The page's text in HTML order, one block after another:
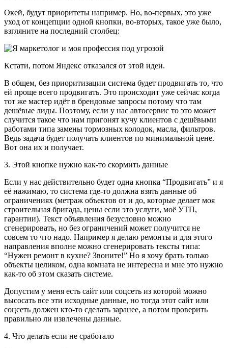
Окей, будут приоритеты например. Но, во-первых, это уже
уход от концепции одной кнопки, во-вторых, такое уже было,
взгляните на последний столбец:
Кстати, потом Яндекс отказался от этой идеи.
В общем, без приоритизации система будет продвигать то, что
ей проще всего продвигать. Это происходит уже сейчас когда
тот же мастер идёт в брендовые запросы потому что там
дешёвые лиды. Поэтому, если у нас автосервис то это может
случится такое что нам пригонят кучу клиентов с дешёвыми
работами типа замены тормозных колодок, масла, фильтров.
Ведь задача будет получать клиентов по минимальной цене.
Вот она их и получает.
3. Этой кнопке нужно как-то скормить данные
Если у нас действительно будет одна кнопка “Продвигать” и я
её нажимаю, то система где-то должна взять данные об
ограничениях (метраж объектов от и до, которые делает моя
строительная бригада, цены если это услуги, моё УТП,
гарантии). Текст объявления безусловно можно
сгенерировать, но без ограничений может получится не
совсем то что надо. Например я делаю ремонты и для этого
направления вполне можно сгенерировать тексты типа:
“Нужен ремонт в кухне? Звоните!” Но я хочу брать только
объекты целиком, одна комната не интересна и мне это нужно
как-то об этом сказать системе.
Допустим у меня есть сайт или соцсеть из которой можно
высосать все эти исходные данные, но тогда этот сайт или
соцсеть должен кто-то сделать заранее, а потом проверить
правильно ли извлечены данные.
4. Что делать если не сработало